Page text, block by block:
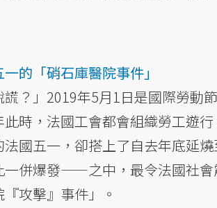
的「硝石庫醫院事件」
謊？」2019年5月1日是國際勞動
時，法國工會都會組織勞工遊
國五一，卻搭上了自去年底延燒
一併爆發——之中，最令法國社會
攻擊』事件」。